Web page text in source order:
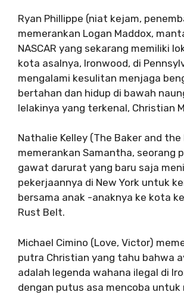
Ryan Phillippe (niat kejam,
memerankan Logan Maddox,
NASCAR yang sekarang memiliki
kota asalnya, Ironwood, di
mengalami kesulitan menjaga
bertahan dan hidup di bawah
lelakinya yang terkenal, Christian
Nathalie Kelley (The Baker and
memerankan Samantha, seorang
gawat darurat yang baru saja
pekerjaannya di New York untuk
bersama anak -anaknya ke kota
Rust Belt.
Michael Cimino (Love, Victor)
putra Christian yang tahu bahwa
adalah legenda wahana ilegal di
dengan putus asa mencoba untuk